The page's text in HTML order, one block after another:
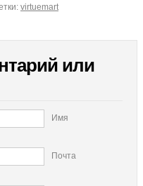
virtuemart
или
Имя
Почта